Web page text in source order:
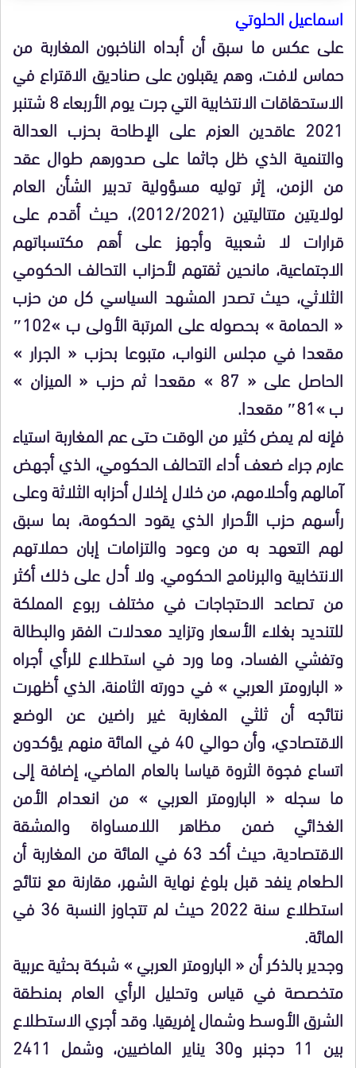
اسماعيل الحلوتي
على عكس ما سبق أن أبداه الناخبون المغاربة من
حماس لافت، وهم يقبلون على صناديق الاقتراع في
الاستحقاقات الانتخابية التي جرت يوم الأربعاء 8 شتنبر
2021 عاقدين العزم على الإطاحة بحزب العدالة
والتنمية الذي ظل جاثما على صدورهم طوال عقد
من الزمن، إثر توليه مسؤولية تدبير الشأن العام
لولايتين متتاليتين (2012/2021)، حيث أقدم على
قرارات لا شعبية وأجهز على أهم مكتسباتهم
الاجتماعية، مانحين ثقتهم لأحزاب التحالف الحكومي
الثلاثي، حيث تصدر المشهد السياسي كل من حزب
« الحمامة » بحصوله على المرتبة الأولى ب »102″
مقعدا في مجلس النواب، متبوعا بحزب « الجرار »
الحاصل على « 87 » مقعدا ثم حزب « الميزان »
ب »81″ مقعدا.
فإنه لم يمض كثير من الوقت حتى عم المغاربة استياء
عارم جراء ضعف أداء التحالف الحكومي، الذي أجهض
آمالهم وأحلامهم، من خلال إخلال أحزابه الثلاثة وعلى
رأسهم حزب الأحرار الذي يقود الحكومة، بما سبق
لهم التعهد به من وعود والتزامات إبان حملاتهم
الانتخابية والبرنامج الحكومي. ولا أدل على ذلك أكثر
من تصاعد الاحتجاجات في مختلف ربوع المملكة
للتنديد بغلاء الأسعار وتزايد معدلات الفقر والبطالة
وتفشي الفساد، وما ورد في استطلاع للرأي أجراه
« البارومتر العربي » في دورته الثامنة، الذي أظهرت
نتائجه أن ثلثي المغاربة غير راضين عن الوضع
الاقتصادي، وأن حوالي 40 في المائة منهم يؤكدون
اتساع فجوة الثروة قياسا بالعام الماضي، إضافة إلى
ما سجله « البارومتر العربي » من انعدام الأمن
الغذائي ضمن مظاهر اللامساواة والمشقة
الاقتصادية، حيث أكد 63 في المائة من المغاربة أن
الطعام ينفد قبل بلوغ نهاية الشهر، مقارنة مع نتائج
استطلاع سنة 2022 حيث لم تتجاوز النسبة 36 في
المائة.
وجدير بالذكر أن « البارومتر العربي » شبكة بحثية عربية
متخصصة في قياس وتحليل الرأي العام بمنطقة
الشرق الأوسط وشمال إفريقيا. وقد أجري الاستطلاع
بين 11 دجنبر و30 يناير الماضيين، وشمل 2411